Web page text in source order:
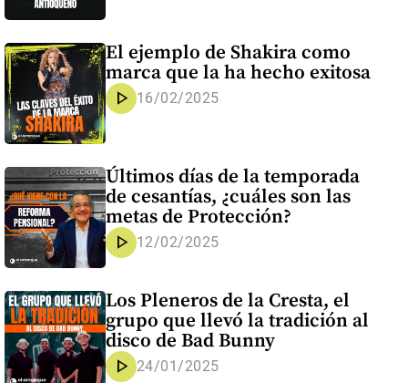
El ejemplo de Shakira como
marca que la ha hecho exitosa
play_arrow 16/02/2025
Últimos días de la temporada
de cesantías, ¿cuáles son las
metas de Protección?
play_arrow 12/02/2025
Los Pleneros de la Cresta, el
grupo que llevó la tradición al
disco de Bad Bunny
play_arrow 24/01/2025